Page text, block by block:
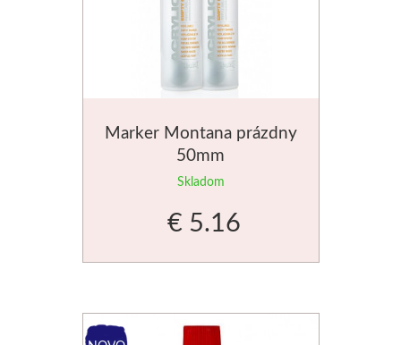
Marker Montana prázdny
50mm
Skladom
€ 5.16